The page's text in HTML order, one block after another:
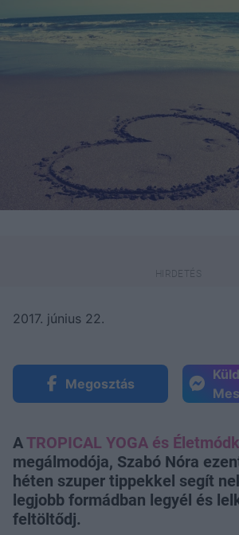
2017. június 22.
Megosztás
ATROPICAL YOGA és
megálmodója, Szabó Nóra
héten szuper tippekkel segít
legjobb formádban legyél és
feltöltődj.